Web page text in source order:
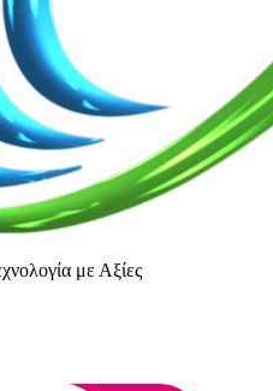
με Αξίες